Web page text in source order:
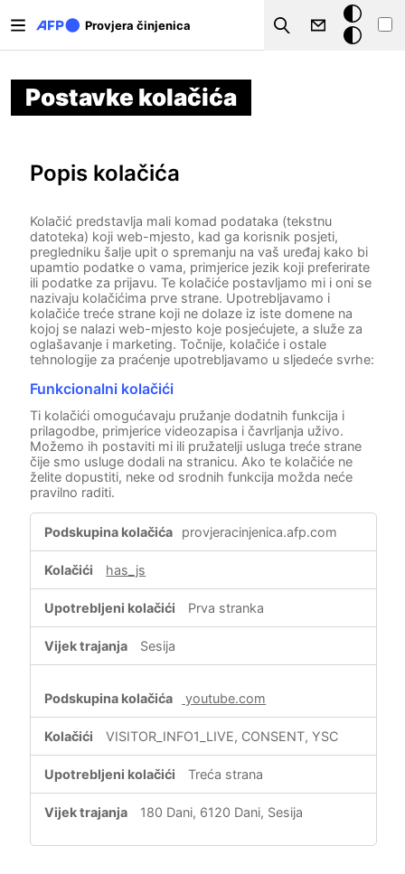
Provjera činjenica
Search
Tamna
pozadina
Postavke kolačića
Popis kolačića
Kolačić predstavlja mali komad podataka (tekstnu
datoteka) koji web-mjesto, kad ga korisnik posjeti,
pregledniku šalje upit o spremanju na vaš uređaj kako bi
upamtio podatke o vama, primjerice jezik koji preferirate
ili podatke za prijavu. Te kolačiće postavljamo mi i oni se
nazivaju kolačićima prve strane. Upotrebljavamo i
kolačiće treće strane koji ne dolaze iz iste domene na
kojoj se nalazi web-mjesto koje posjećujete, a služe za
oglašavanje i marketing. Točnije, kolačiće i ostale
tehnologije za praćenje upotrebljavamo u sljedeće svrhe:
Funkcionalni kolačići
Ti kolačići omogućavaju pružanje dodatnih funkcija i
prilagodbe, primjerice videozapisa i čavrljanja uživo.
Možemo ih postaviti mi ili pružatelji usluga treće strane
čije smo usluge dodali na stranicu. Ako te kolačiće ne
želite dopustiti, neke od srodnih funkcija možda neće
pravilno raditi.
kolačići
provjeracinjenica.afp.com
has_js
Prva stranka
Sesija
youtube.com
VISITOR_INFO1_LIVE, CONSENT, YSC
Treća strana
180 Dani, 6120 Dani, Sesija